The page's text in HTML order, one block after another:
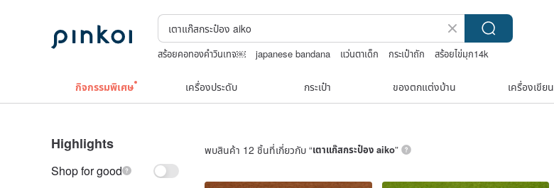
สร้อยคอทองคำวินเทจ￼ japanese bandana แว่นตาเด็ก กระเป๋าถัก
สร้อยไข่มุก14k
กิจกรรมพิเศษ เครื่องประดับ กระเป๋า ของตกแต่งบ้าน เครื่องเขียน
Highlights
Shop for good
พบสินค้า 12 ชิ้นที่เกี่ยวกับ “เตาแก๊สกระป๋อง aiko”